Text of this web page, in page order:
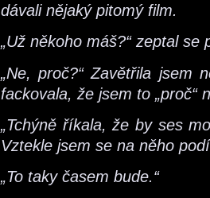
dávali nějaký pitomý film.
„Už někoho máš?“ zeptal se
„Ne, proč?“ Zavětřila jsem
fackovala, že jsem to „proč“
„Tchýně říkala, že by ses
Vztekle jsem se na něho
„To taky časem bude.“